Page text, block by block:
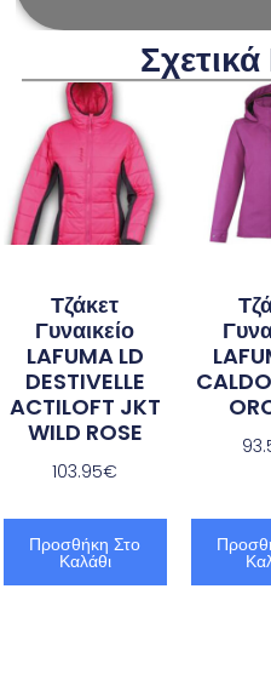
Τζάκετ
Γυναικείο
LAFUMA LD
DESTIVELLE
ACTILOFT JKT
WILD ROSE
103.95€
Προσθήκη Στο
Καλάθι